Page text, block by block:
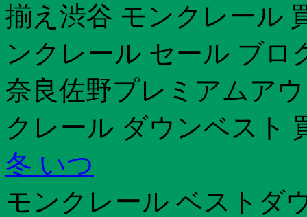
揃え渋谷 モンクレール
ンクレール セール ブロ
奈良佐野プレミアムア
クレール ダウンベスト
冬 いつ
モンクレール ベストダ